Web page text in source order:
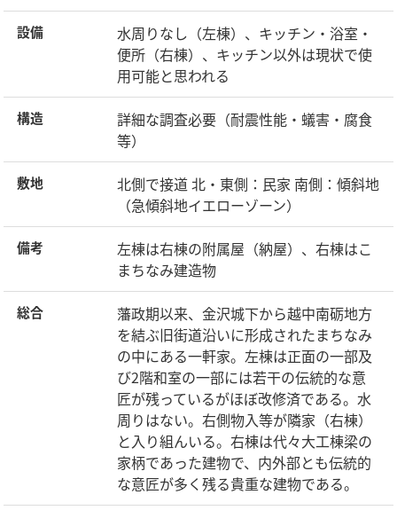
設備
水周りなし（左棟）、キッチン・浴室・
便所（右棟）、キッチン以外は現状で使
用可能と思われる
構造
詳細な調査必要（耐震性能・蟻害・腐食
等）
敷地
北側で接道 北・東側：民家 南側：傾斜地
（急傾斜地イエローゾーン）
備考
左棟は右棟の附属屋（納屋）、右棟はこ
まちなみ建造物
総合
藩政期以来、金沢城下から越中南砺地方
を結ぶ旧街道沿いに形成されたまちなみ
の中にある一軒家。左棟は正面の一部及
び2階和室の一部には若干の伝統的な意
匠が残っているがほぼ改修済である。水
周りはない。右側物入等が隣家（右棟）
と入り組んいる。右棟は代々大工棟梁の
家柄であった建物で、内外部とも伝統的
な意匠が多く残る貴重な建物である。